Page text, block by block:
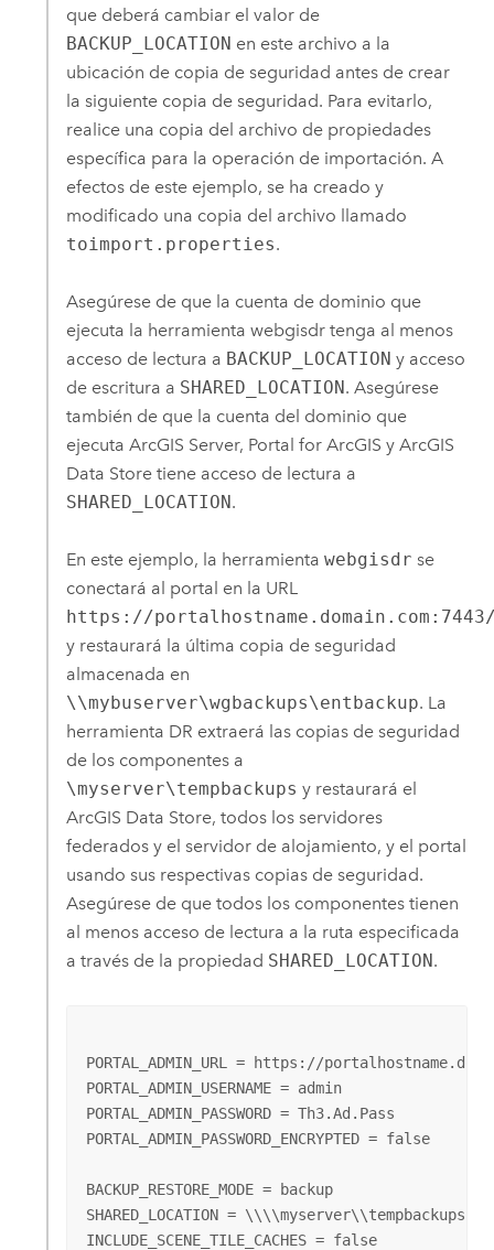
que deberá cambiar el valor de
BACKUP_LOCATION en este archivo a la
ubicación de copia de seguridad antes de crear
la siguiente copia de seguridad. Para evitarlo,
realice una copia del archivo de propiedades
específica para la operación de importación. A
efectos de este ejemplo, se ha creado y
modificado una copia del archivo llamado
toimport.properties.
Asegúrese de que la cuenta de dominio que
ejecuta la herramienta webgisdr tenga al menos
acceso de lectura a BACKUP_LOCATION y acceso
de escritura a SHARED_LOCATION. Asegúrese
también de que la cuenta del dominio que
ejecuta ArcGIS Server, Portal for ArcGIS y ArcGIS
Data Storetiene acceso de lectura a
SHARED_LOCATION.
En este ejemplo, la herramienta webgisdr se
conectará al portal en la URL
https://
y restaurará la última copia de seguridad
almacenada en
\\mybuserver\wgbackups\entbackup. La
herramienta DR extraerá las copias de seguridad
de los componentes a
\myserver\tempbackups y restaurará el
ArcGIS Data Store, todos los servidores
federados y el servidor de alojamiento, y el portal
usando sus respectivas copias de seguridad.
Asegúrese de que todos los componentes tienen
al menos acceso de lectura a la ruta especificada
a través de la propiedad SHARED_LOCATION .
PORTAL_ADMIN_URL = https://
PORTAL_ADMIN_USERNAME = admin
PORTAL_ADMIN_PASSWORD = Th3.Ad.Pass
PORTAL_ADMIN_PASSWORD_ENCRYPTED = false
BACKUP_RESTORE_MODE = backup
SHARED_LOCATION = \\\\myserver\\tempbackups
INCLUDE_SCENE_TILE_CACHES = false